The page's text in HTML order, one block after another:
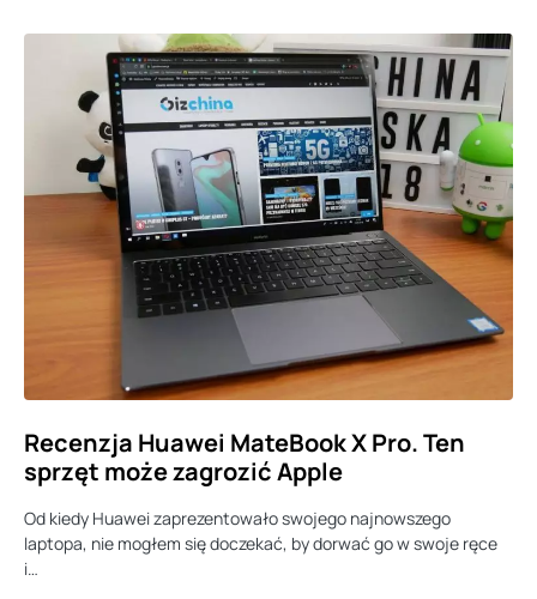
Recenzja Huawei MateBook X Pro. Ten
sprzęt może zagrozić Apple
Od kiedy Huawei zaprezentowało swojego najnowszego
laptopa, nie mogłem się doczekać, by dorwać go w swoje ręce
i…